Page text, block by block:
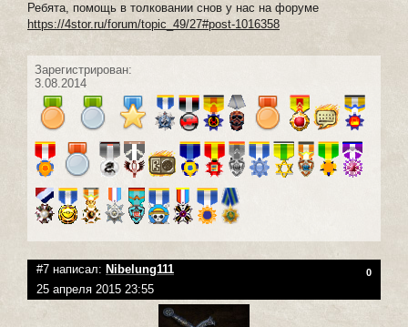
Ребята, помощь в толковании снов у нас на форуме
https://4stor.ru/forum/topic_49/27#post-1016358
Зарегистрирован:
3.08.2014
#7 написал: Nibelung111 0
25 апреля 2015 23:55